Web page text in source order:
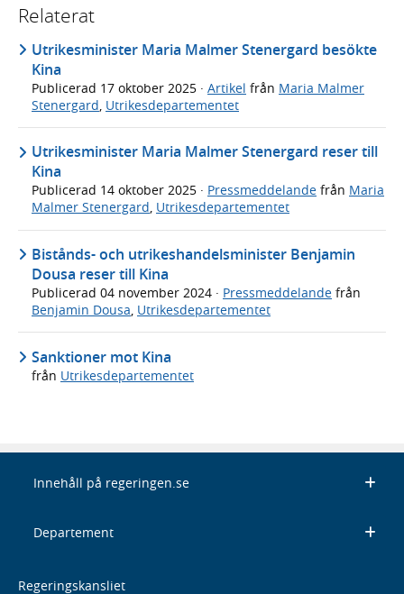
Relaterat
Utrikesminister Maria Malmer Stenergard besökte
Kina
Publicerad 17 oktober 2025 · Artikel från Maria Malmer
Stenergard Utrikesdepartementet
Utrikesminister Maria Malmer Stenergard reser till
Kina
Publicerad 14 oktober 2025 · Pressmeddelande från Maria
Malmer Stenergard, Utrikesdepartementet
Bistånds- och utrikeshandelsminister Benjamin
Dousa reser till Kina
Publicerad 04 november 2024 · Pressmeddelande från
Benjamin Dousa, Utrikesdepartementet
Sanktioner mot Kina
från Utrikesdepartementet
Innehåll på regeringen.se
Departement
Regeringskansliet